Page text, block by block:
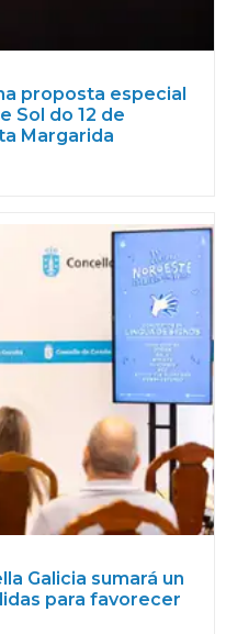
proposta especial
Sol do 12 de
Margarida
Galicia sumará un
para favorecer